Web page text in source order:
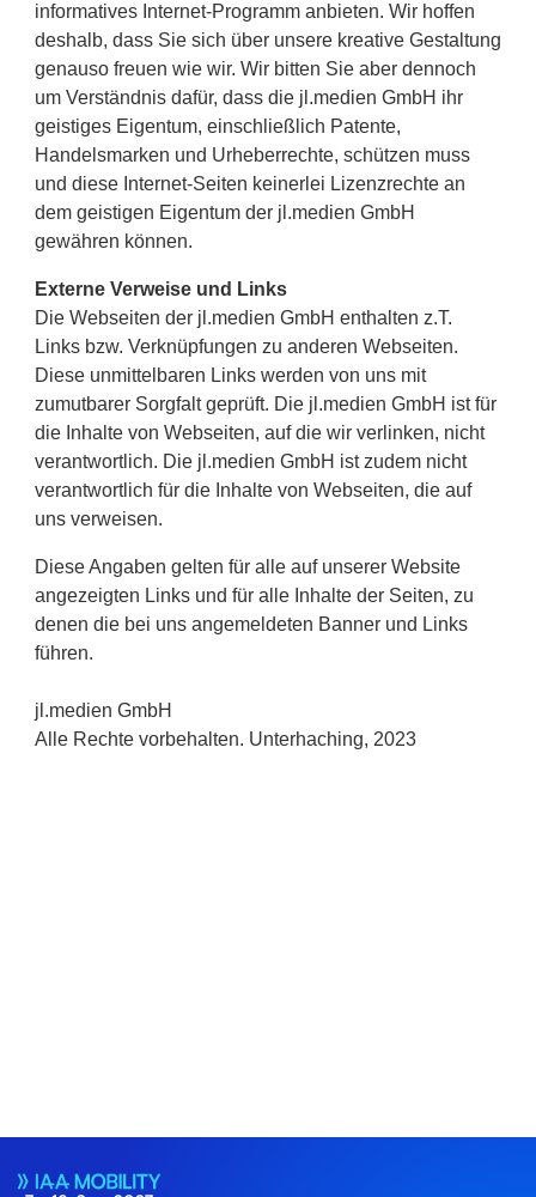
informatives Internet-Programm anbieten. Wir hoffen
deshalb, dass Sie sich über unsere kreative Gestaltung
genauso freuen wie wir. Wir bitten Sie aber dennoch
um Verständnis dafür, dass die jl.medien GmbH ihr
geistiges Eigentum, einschließlich Patente,
Handelsmarken und Urheberrechte, schützen muss
und diese Internet-Seiten keinerlei Lizenzrechte an
dem geistigen Eigentum der jl.medien GmbH
gewähren können.
Externe Verweise und Links
Die Webseiten der jl.medien GmbH enthalten z.T.
Links bzw. Verknüpfungen zu anderen Webseiten.
Diese unmittelbaren Links werden von uns mit
zumutbarer Sorgfalt geprüft. Die jl.medien GmbH ist für
die Inhalte von Webseiten, auf die wir verlinken, nicht
verantwortlich. Die jl.medien GmbH ist zudem nicht
verantwortlich für die Inhalte von Webseiten, die auf
uns verweisen.
Diese Angaben gelten für alle auf unserer Website
angezeigten Links und für alle Inhalte der Seiten, zu
denen die bei uns angemeldeten Banner und Links
führen.
jl.medien GmbH
Alle Rechte vorbehalten. Unterhaching, 2023